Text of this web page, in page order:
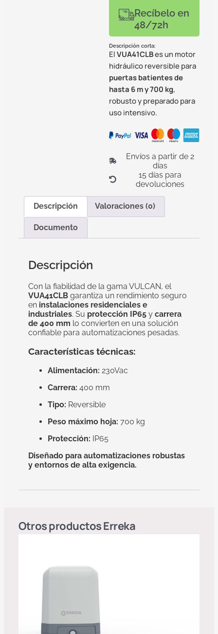
Recíbelo en
48/72h
Descripción corta:
ElVUA41CLBes un motor
hidráulico reversible para
puertas batientes de
hasta 6 m y 700 kg,
robusto y preparado para
uso intensivo.
Envíos a partir de 2
días
15 días para
devoluciones
Descripción Valoraciones (0)
Documento
Descripción
Con la fiabilidad de la gama VULCAN, el
VUA41CLB garantiza un rendimiento seguro
en instalaciones residenciales e
industriales. Su protección IP65 y carrera
de 400 mm lo convierten en una solución
confiable para automatizaciones pesadas.
Características técnicas:
Alimentación: 230Vac
Carrera: 400 mm
Tipo: Reversible
Peso máximo hoja: 700 kg
Protección: IP65
Diseñado para automatizaciones robustas
y entornos de alta exigencia.
Otros productosErreka